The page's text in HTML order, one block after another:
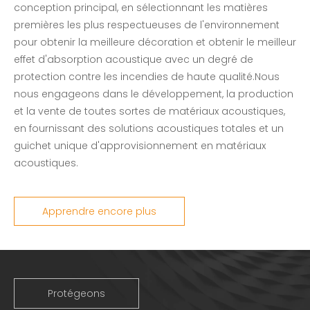
conception principal, en sélectionnant les matières
premières les plus respectueuses de l'environnement
pour obtenir la meilleure décoration et obtenir le meilleur
effet d'absorption acoustique avec un degré de
protection contre les incendies de haute qualité.Nous
nous engageons dans le développement, la production
et la vente de toutes sortes de matériaux acoustiques,
en fournissant des solutions acoustiques totales et un
guichet unique d'approvisionnement en matériaux
acoustiques.
Apprendre encore plus
Protégeons